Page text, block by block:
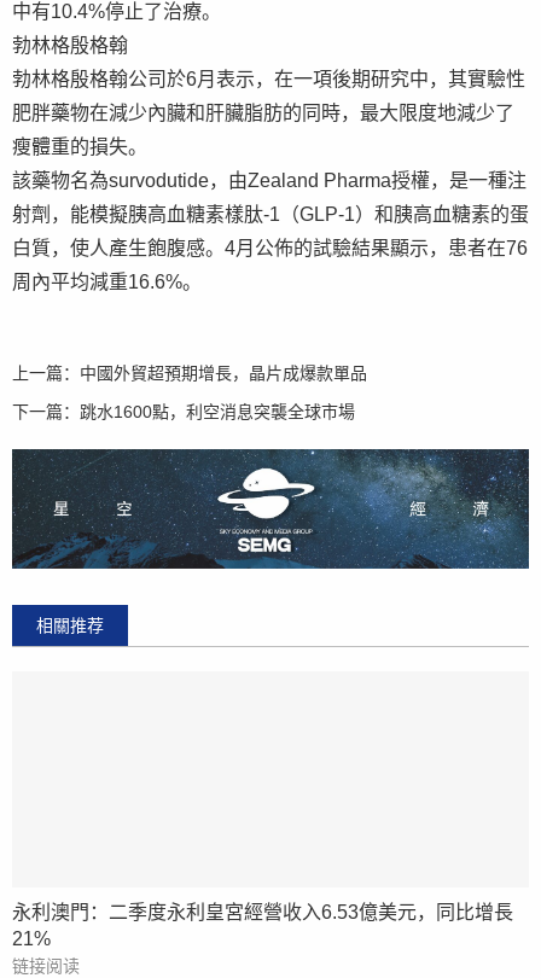
中有10.4%停止了治療。
勃林格殷格翰
勃林格殷格翰公司於6月表示，在一項後期研究中，其實驗性
肥胖藥物在減少內臟和肝臟脂肪的同時，最大限度地減少了
瘦體重的損失。
該藥物名為survodutide，由Zealand Pharma授權，是一種注
射劑，能模擬胰高血糖素樣肽-1（GLP-1）和胰高血糖素的蛋
白質，使人產生飽腹感。4月公佈的試驗結果顯示，患者在76
周內平均減重16.6%。
上一篇： 中國外貿超預期增長，晶片成爆款單品
下一篇： 跳水1600點，利空消息突襲全球市場
相關推荐
永利澳門：二季度永利皇宮經營收入6.53億美元，同比增長
21%
链接阅读